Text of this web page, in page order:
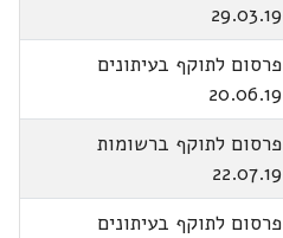
29.03.19
פרסום לתוקף בעיתונים
20.06.19
פרסום לתוקף ברשומות
22.07.19
פרסום לתוקף בעיתונים